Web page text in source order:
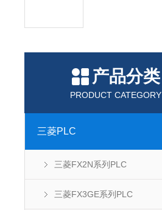
产品分类
PRODUCT CATEGORY
三菱PLC
三菱FX2N系列PLC
三菱FX3GE系列PLC